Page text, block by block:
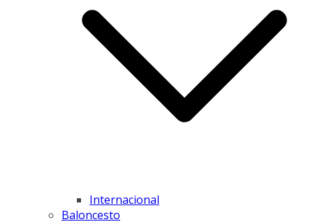
Internacional
Baloncesto